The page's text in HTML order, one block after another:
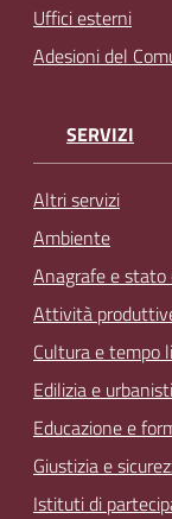
Uffici esterni
Adesioni del
SERVIZI
Altri servizi
Ambiente
Anagrafe e stato
Attività
Cultura e tempo
Edilizia e
Educazione e
Giustizia e
Istituti di